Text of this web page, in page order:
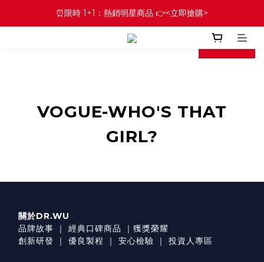
⏰限時 1+1：熱銷明星商品 👉<立即搶購>
prev next
VOGUE-WHO'S THAT
GIRL?
關於DR.WU
品牌故事 ｜ 經典口碑商品 ｜ 獲獎榮耀
創新研發
｜ 優良製程 ｜ 安心檢驗 ｜ 投資人專區